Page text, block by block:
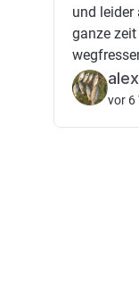
und leider
ganze
vor 6